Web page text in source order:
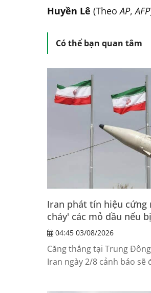
Huyền Lê (TheoAP,AFP
Có thể bạn quan tâm
Iran phát tín hiệu cứng
cháy' các mỏ dầu nếu
04:45 03/08/2026
Căng thẳng tại Trung
Iran ngày 2/8 cảnh báo sẽ